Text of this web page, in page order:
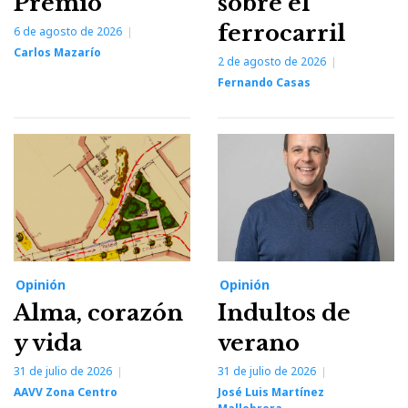
6 de agosto de 2026
Carlos Mazarío
ferrocarril
2 de agosto de 2026
Fernando Casas
Opinión
Alma, corazón
y vida
31 de julio de 2026
AAVV Zona Centro
Opinión
Indultos de
verano
31 de julio de 2026
José Luis Martínez